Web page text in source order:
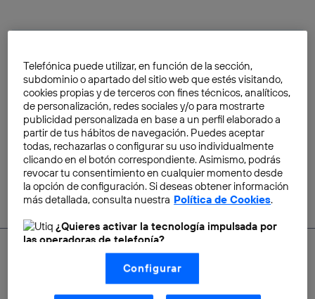
TU Me estará disponible en
millones de smartphones en
Latinoamérica
Leandro Pérez-Cossío Segrelles
SACA EL MÁXIMO PARTIDO A LA CONECTIVIDAD
Telefónica puede utilizar, en función de la sección,
subdominio o apartado del sitio web que estés visitando,
cookies propias y de terceros con fines técnicos, analíticos,
de personalización, redes sociales y/o para mostrarte
publicidad personalizada en base a un perfil elaborado a
partir de tus hábitos de navegación. Puedes aceptar
todas, rechazarlas o configurar su uso individualmente
clicando en el botón correspondiente. Asimismo, podrás
revocar tu consentimiento en cualquier momento desde
la opción de configuración. Si deseas obtener información
más detallada, consulta nuestra Política de Cookies.
¿Quieres activar la tecnología impulsada por
las operadoras de telefonía?
Nosotros, Telefónica S.A., utilizamos la tecnología Utiq para
realizar nuestras acciones de marketing digital o análisis
(como se describe en este aviso de consentimiento)
basadas en tu navegación en nuestra(s) web(s)
Configurar